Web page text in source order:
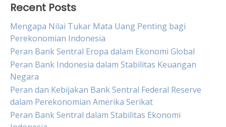
Recent Posts
Mengapa Nilai Tukar Mata Uang Penting bagi
Perekonomian Indonesia
Peran Bank Sentral Eropa dalam Ekonomi Global
Peran Bank Indonesia dalam Stabilitas Keuangan
Negara
Peran dan Kebijakan Bank Sentral Federal Reserve
dalam Perekonomian Amerika Serikat
Peran Bank Sentral dalam Stabilitas Ekonomi